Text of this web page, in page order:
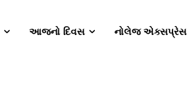
આજનો દિવસ નોલેજ એક્સપ્રેસ